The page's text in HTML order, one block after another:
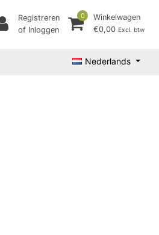
Registreren
of Inloggen
0
Winkelwagen
€0,00 Excl. btw
Nederlands